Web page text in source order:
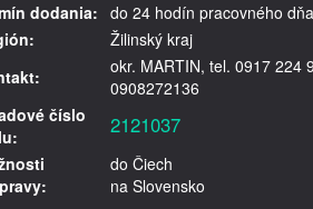
dodania: do 24 hodín pracovného dňa
Žilinský kraj
okr. MARTIN, tel. 0917 224
0908272136
číslo
2121037
do Čiech
na Slovensko